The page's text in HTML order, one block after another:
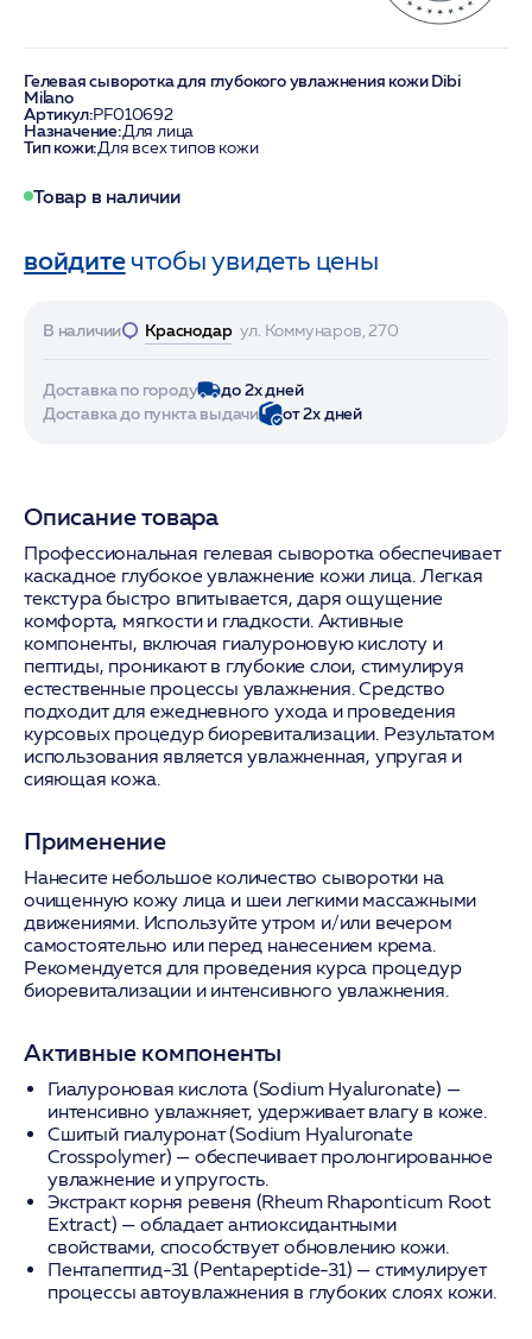
Гелевая сыворотка для глубокого увлажнения кожи Dibi
Milano
Артикул:PF010692
Назначение:Для лица
Тип кожи:Для всех типов кожи
Товар в наличии
войдитечтобы увидеть цены
В наличии Краснодар ул. Коммунаров, 270
Доставка по городу
до 2х дней
Доставка до пункта выдачи
от 2х дней
Описание товара
Профессиональная гелевая сыворотка обеспечивает
каскадное глубокое увлажнение кожи лица. Легкая
текстура быстро впитывается, даря ощущение
комфорта, мягкости и гладкости. Активные
компоненты, включая гиалуроновую кислоту и
пептиды, проникают в глубокие слои, стимулируя
естественные процессы увлажнения. Средство
подходит для ежедневного ухода и проведения
курсовых процедур биоревитализации. Результатом
использования является увлажненная, упругая и
сияющая кожа.
Применение
Нанесите небольшое количество сыворотки на
очищенную кожу лица и шеи легкими массажными
движениями. Используйте утром и/или вечером
самостоятельно или перед нанесением крема.
Рекомендуется для проведения курса процедур
биоревитализации и интенсивного увлажнения.
Активные компоненты
Гиалуроновая кислота (Sodium Hyaluronate) —
интенсивно увлажняет, удерживает влагу в коже.
Сшитый гиалуронат (Sodium Hyaluronate
Crosspolymer) — обеспечивает пролонгированное
увлажнение и упругость.
Экстракт корня ревеня (Rheum Rhaponticum Root
Extract) — обладает антиоксидантными
свойствами, способствует обновлению кожи.
Пентапептид-31 (Pentapeptide-31) — стимулирует
процессы автоувлажнения в глубоких слоях кожи.